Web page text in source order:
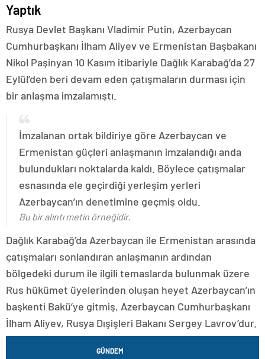
Yaptık
Rusya Devlet Başkanı Vladimir Putin, Azerbaycan
Cumhurbaşkanı İlham Aliyev ve Ermenistan Başbakanı
Nikol Paşinyan 10 Kasım itibariyle Dağlık Karabağ’da 27
Eylül’den beri devam eden çatışmaların durması için
bir anlaşma imzalamıştı.
İmzalanan ortak bildiriye göre Azerbaycan ve
Ermenistan güçleri anlaşmanın imzalandığı anda
bulundukları noktalarda kaldı. Böylece çatışmalar
esnasında ele geçirdiği yerleşim yerleri
Azerbaycan’ın denetimine geçmiş oldu.
Bu bir alıntı metin örneğidir.
Dağlık Karabağ’da Azerbaycan ile Ermenistan arasında
çatışmaları sonlandıran anlaşmanın ardından
bölgedeki durum ile ilgili temaslarda bulunmak üzere
Rus hükümet üyelerinden oluşan heyet Azerbaycan’ın
başkenti Bakü’ye gitmiş, Azerbaycan Cumhurbaşkanı
İlham Aliyev, Rusya Dışişleri Bakanı Sergey Lavrov’dur.
GÜNDEM